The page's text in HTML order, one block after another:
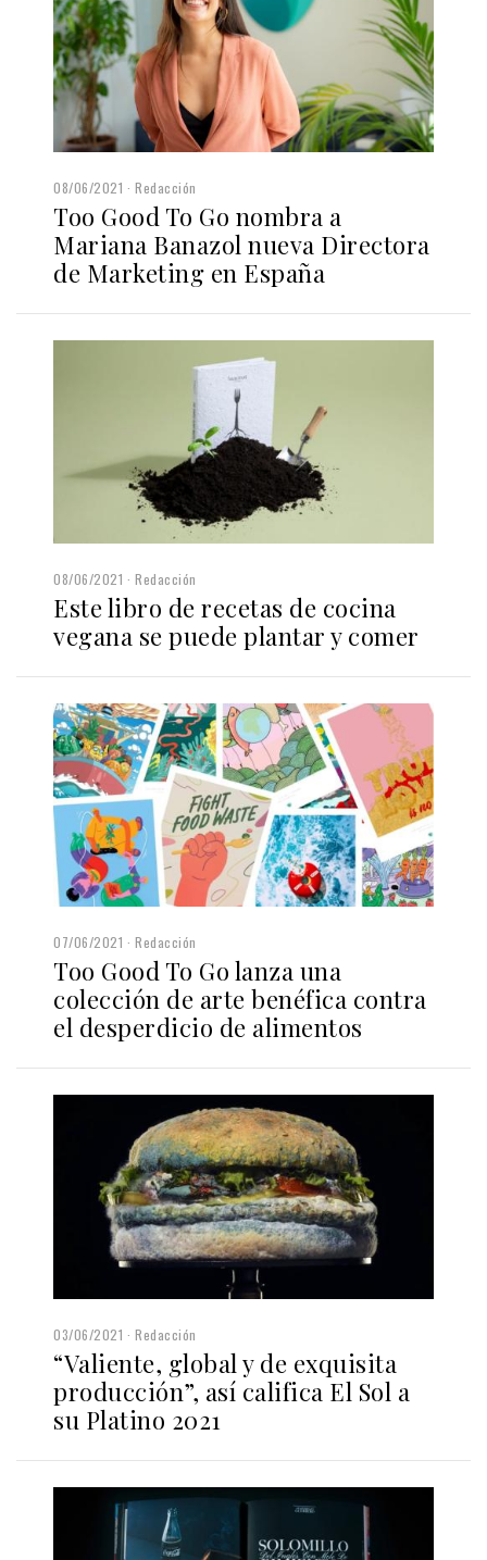
08/06/2021 Redacción
Too Good To Go nombra a
Mariana Banazol nueva Directora
de Marketing en España
08/06/2021 Redacción
Este libro de recetas de cocina
vegana se puede plantar y comer
07/06/2021 Redacción
Too Good To Go lanza una
colección de arte benéfica contra
el desperdicio de alimentos
03/06/2021 Redacción
“Valiente, global y de exquisita
producción”, así califica El Sol a
su Platino 2021